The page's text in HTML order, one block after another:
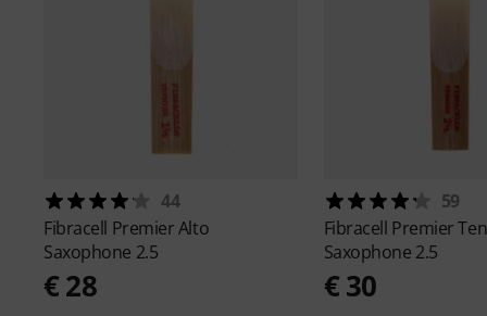
44
Fibracell Premier Alto
Saxophone 2.5
€ 28
59
Fibracell Premier
Saxophone 2.5
€ 30